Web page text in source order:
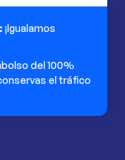
¡Igualamos
del 100%
el tráfico